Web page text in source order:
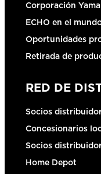
Corporación
ECHO en el
Oportunidades
Retirada de
RED DE
Socios
Concesionarios
Socios
Home Depot